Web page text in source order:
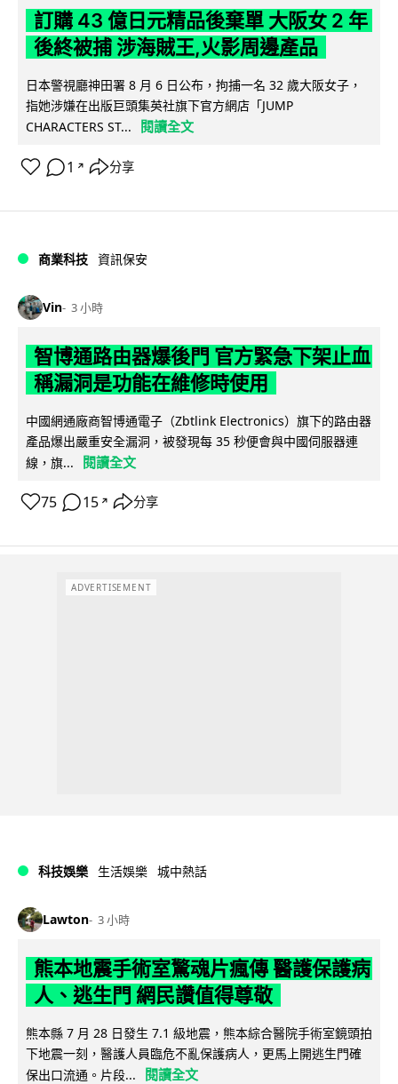
訂購 43 億日元精品後棄單 大阪女 2 年
後終被捕 涉海賊王,火影周邊產品
日本警視廳神田署 8 月 6 日公布，拘捕一名 32 歲大阪女子，
指她涉嫌在出版巨頭集英社旗下官方網店「JUMP
CHARACTERS ST...
閱讀全文
1 ↗ 分享
商業科技 資訊保安
Vin 3 小時
智博通路由器爆後門 官方緊急下架止血
稱漏洞是功能在維修時使用
中國網通廠商智博通電子（Zbtlink Electronics）旗下的路由器
產品爆出嚴重安全漏洞，被發現每 35 秒便會與中國伺服器連
線，旗...
閱讀全文
75 15 ↗ 分享
ADVERTISEMENT
科技娛樂 生活娛樂 城中熱話
Lawton 3 小時
熊本地震手術室驚魂片瘋傳 醫護保護病
人、逃生門 網民讚值得尊敬
熊本縣 7 月 28 日發生 7.1 級地震，熊本綜合醫院手術室鏡頭拍
下地震一刻，醫護人員臨危不亂保護病人，更馬上開逃生門確
保出口流通。片段...
閱讀全文